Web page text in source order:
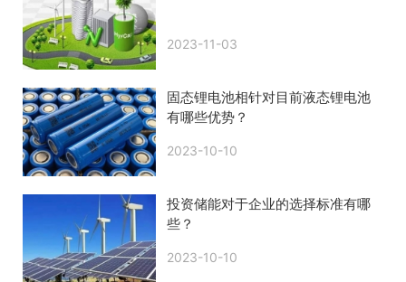
2023-11-03
固态锂电池相针对目前液态锂电池
有哪些优势？
2023-10-10
投资储能对于企业的选择标准有哪
些？
2023-10-10